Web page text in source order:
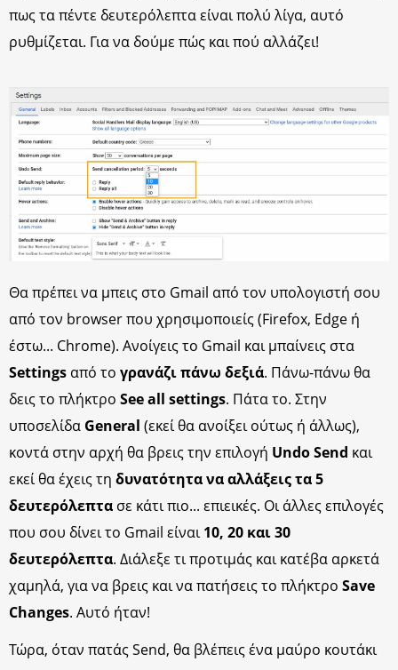
πως τα πέντε δευτερόλεπτα είναι πολύ λίγα, αυτό
ρυθμίζεται. Για να δούμε πώς και πού αλλάζει!
Θα πρέπει να μπεις στο Gmail από τον υπολογιστή σου
από τον browser που χρησιμοποιείς (Firefox, Edge ή
έστω... Chrome). Ανοίγεις το Gmail και μπαίνεις στα
Settings από το γρανάζι πάνω δεξιά. Πάνω-πάνω θα
δεις το πλήκτρο See all settings. Πάτα το. Στην
υποσελίδα General (εκεί θα ανοίξει ούτως ή άλλως),
κοντά στην αρχή θα βρεις την επιλογή Undo Send και
εκεί θα έχεις τη δυνατότητα να αλλάξεις τα 5
δευτερόλεπτα σε κάτι πιο... επιεικές. Οι άλλες επιλογές
που σου δίνει το Gmail είναι10, 20 και 30
δευτερόλεπτα. Διάλεξε τι προτιμάς και κατέβα αρκετά
χαμηλά, για να βρεις και να πατήσεις το πλήκτρο Save
Changes. Αυτό ήταν!
Τώρα, όταν πατάς Send, θα βλέπεις ένα μαύρο κουτάκι